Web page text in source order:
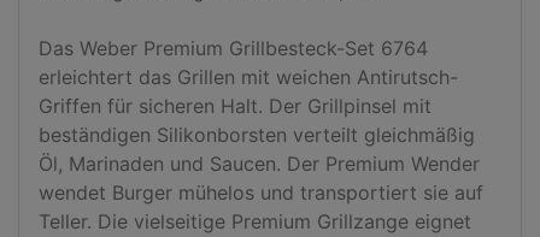
Das Weber Premium Grillbesteck-Set 6764
erleichtert das Grillen mit weichen Antirutsch-
Griffen für sicheren Halt. Der Grillpinsel mit
beständigen Silikonborsten verteilt gleichmäßig
Öl, Marinaden und Saucen. Der Premium Wender
wendet Burger mühelos und transportiert sie auf
Teller. Die vielseitige Premium Grillzange eignet